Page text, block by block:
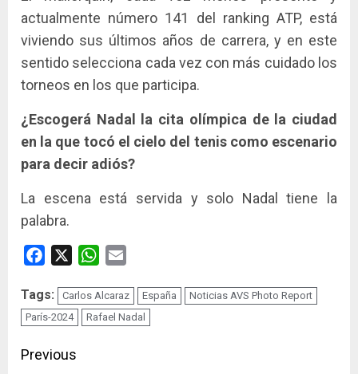
actualmente número 141 del ranking ATP, está
viviendo sus últimos años de carrera, y en este
sentido selecciona cada vez con más cuidado los
torneos en los que participa.
¿Escogerá Nadal la cita olímpica de la ciudad
en la que tocó el cielo del tenis como escenario
para decir adiós?
La escena está servida y solo Nadal tiene la
palabra.
Facebook WhatsApp
Tags: Carlos Alcaraz España
Noticias AVS Photo Report
París-2024
Rafael Nadal
Continue
Previous